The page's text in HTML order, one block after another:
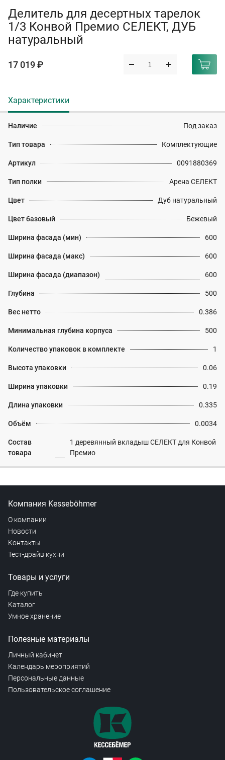
Делитель для десертных тарелок
1/3 Конвой Премио СЕЛЕКТ, ДУБ
натуральный
17 019 ₽
Характеристики
Наличие Под заказ
Тип товара Комплектующие
Артикул 0091880369
Тип полки Арена СЕЛЕКТ
Цвет Дуб натуральный
Цвет базовый Бежевый
Ширина фасада (мин) 600
Ширина фасада (макс) 600
Ширина фасада (диапазон) 600
Глубина 500
Вес нетто 0.386
Минимальная глубина корпуса 500
Количество упаковок в комплекте 1
Высота упаковки 0.06
Ширина упаковки 0.19
Длина упаковки 0.335
Объём 0.0034
Состав
товара
1 деревянный вкладыш СЕЛЕКТ для Конвой
Премио
Компания Kesseböhmer
О компании
Новости
Контакты
Тест-драйв кухни
Товары и услуги
Где купить
Каталог
Умное хранение
Полезные материалы
Личный кабинет
Календарь мероприятий
Персональные данные
Пользовательское соглашение